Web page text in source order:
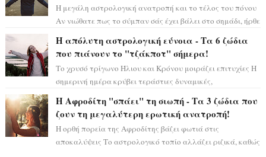
Η μεγάλη αστρολογική ανατροπή και το τέλος του πόνου
Αν νιώθατε πως το σύμπαν σάς έχει βάλει στο σημάδι, ήρθε
Η απόλυτη αστρολογική εύνοια - Τα 6 ζώδια
που πιάνουν το "τζάκποτ" σήμερα!
Το χρυσό τρίγωνο Ήλιου και Κρόνου μοιράζει επιτυχίες Η
σημερινή ημέρα κρύβει τεράστιες δυναμικές,
Η Αφροδίτη "σπάει" τη σιωπή - Τα 3 ζώδια που
ζουν τη μεγαλύτερη ερωτική ανατροπή!
Η ορθή πορεία της Αφροδίτης βάζει φωτιά στις
αποκαλύψεις Το αστρολογικό τοπίο αλλάζει ριζικά, καθώς